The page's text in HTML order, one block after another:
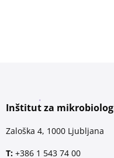
Inštitut za
Zaloška 4, 1000 Ljubljana
T: +386 1 543 74 00